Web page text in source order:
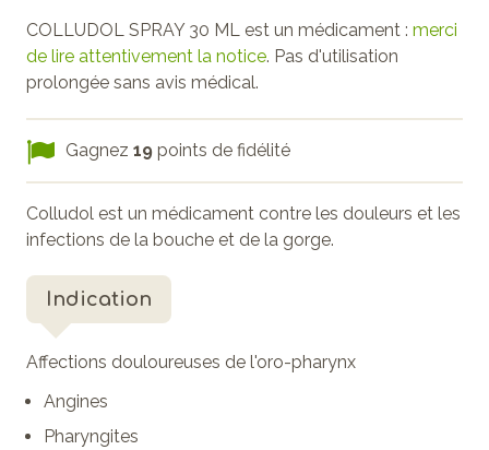
COLLUDOL SPRAY 30 ML est un médicament : merci
de lire attentivement la notice. Pas d'utilisation
prolongée sans avis médical.
Gagnez 19 points de fidélité
Colludol est un médicament contre les douleurs et les
infections de la bouche et de la gorge.
Indication
Affections douloureuses de l'oro-pharynx
Angines
Pharyngites